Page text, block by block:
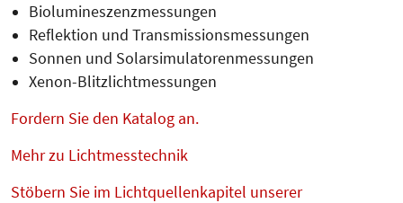
Biolumineszenzmessungen
Reflektion und Transmissionsmessungen
Sonnen und Solarsimulatorenmessungen
Xenon-Blitzlichtmessungen
Fordern Sie den Katalog an.
Mehr zu Lichtmesstechnik
Stöbern Sie im Lichtquellenkapitel unserer